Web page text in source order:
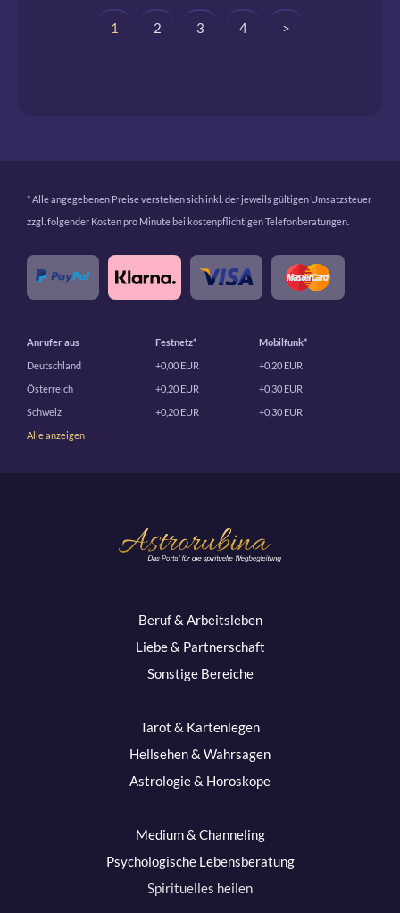
1 2 3 4 >
* Alle angegebenen Preise verstehen sich inkl. der jeweils gültigen Umsatzsteuer
zzgl. folgender Kosten pro Minute bei kostenpflichtigen Telefonberatungen.
Anrufer aus Festnetz*
Mobilfunk*
Deutschland
+0,00 EUR
+0,20 EUR
Österreich
+0,20 EUR
+0,30 EUR
Schweiz
+0,20 EUR
+0,30 EUR
Alle anzeigen
Beruf & Arbeitsleben
Liebe & Partnerschaft
Sonstige Bereiche
Tarot & Kartenlegen
Hellsehen & Wahrsagen
Astrologie & Horoskope
Medium & Channeling
Psychologische Lebensberatung
Spirituelles heilen